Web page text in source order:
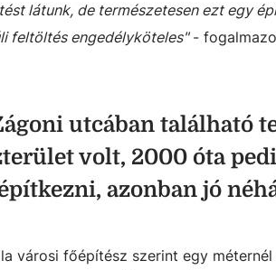
látunk, de természetesen ezt egy
feltöltés engedélyköteles"-
utcában található
volt, 2000 óta
azonban jó
városi főépítész szerint egy